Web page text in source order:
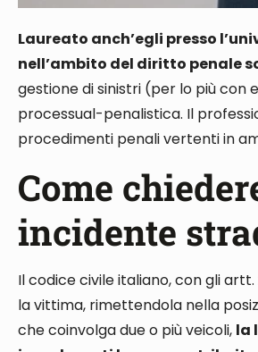
Laureato anch’egli presso
nell’ambito del diritto penale
gestione di sinistri (per lo più con
processual-penalistica. Il
procedimenti penali vertenti in
Come
incidente
Il codice civile italiano, con gli
la vittima, rimettendola nella
che coinvolga due o più veicoli, la